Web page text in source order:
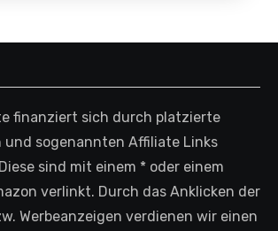
finanziert sich durch platzierte
und sogenannten Affiliate Links
sind mit einem * oder einem
verlinkt. Durch das Anklicken der
Werbeanzeigen verdienen wir einen